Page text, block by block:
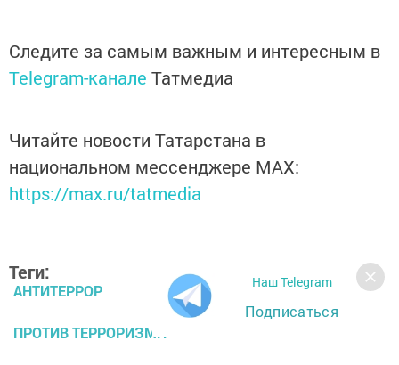
Следите за самым важным и интересным в
Telegram-канале Татмедиа
Читайте новости Татарстана в
национальном мессенджере MАХ:
https://max.ru/tatmedia
Теги:
АНТИТЕРРОР
ПРОТИВ ТЕРРОРИЗМП
Наш Telegram
Подписаться